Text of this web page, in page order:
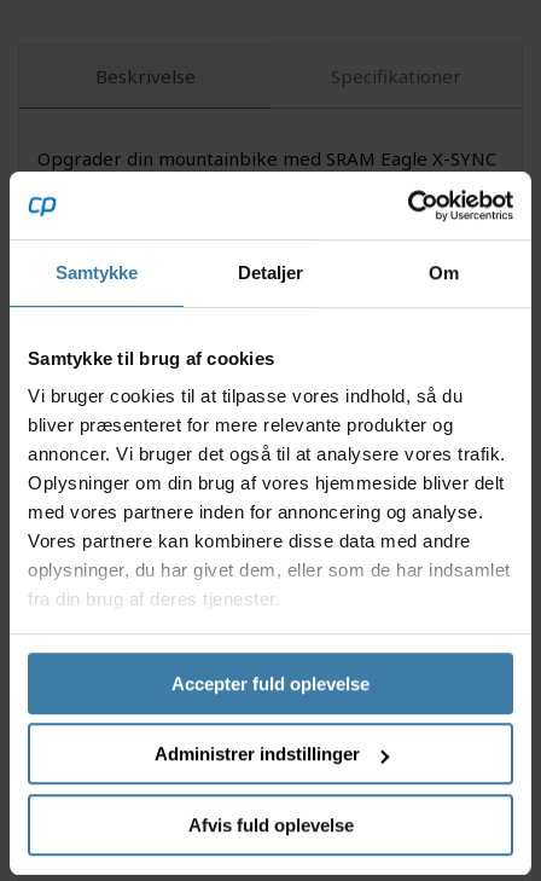
Samtykke Detaljer Om
Samtykke til brug af cookies
Vi bruger cookies til at tilpasse vores indhold, så du
bliver præsenteret for mere relevante produkter og
annoncer. Vi bruger det også til at analysere vores trafik.
Oplysninger om din brug af vores hjemmeside bliver delt
med vores partnere inden for annoncering og analyse.
Vores partnere kan kombinere disse data med andre
oplysninger, du har givet dem, eller som de har indsamlet
fra din brug af deres tjenester.
Accepter fuld oplevelse
Administrer indstillinger
Afvis fuld oplevelse
Beskrivelse Specifikationer
Opgrader din mountainbike med SRAM Eagle X-SYNC
II klingen og oplev, hvordan præcision og holdbarhed
kan løfte din cykeltur. Denne 30-tands direct mount
klinge i let, men stærk aluminium er udviklet til at
give et sikkert kædegreb og optimal kraftoverførsel.
Den sorte finish passer til ethvert cykelsetup og
Nyttige facts
Fremstillet i holdbar, letvægtsaluminium for
optimal ydeevne.
30-tands design giver et bredt gearområde.
Direct mount teknologi sikrer hurtig og nem
montering.
-4mm offset optimerer kædelinjen til single
chainring opsætning.
X-SYNC II tænder giver bedre kædekontrol og
SRAM Eagle X-SYNC II klingen er skræddersyet til
entusiastiske mountainbikere, der kræver det bedste
af deres udstyr. Uanset om du kører trail, XC eller
enduro, får du pålidelig og lydløs ydeevne overalt.
Perfekt til dig, der ønsker et jævnt og stabilt tråd på
både tekniske opstigninger og tempofyldte
nedkørsler.